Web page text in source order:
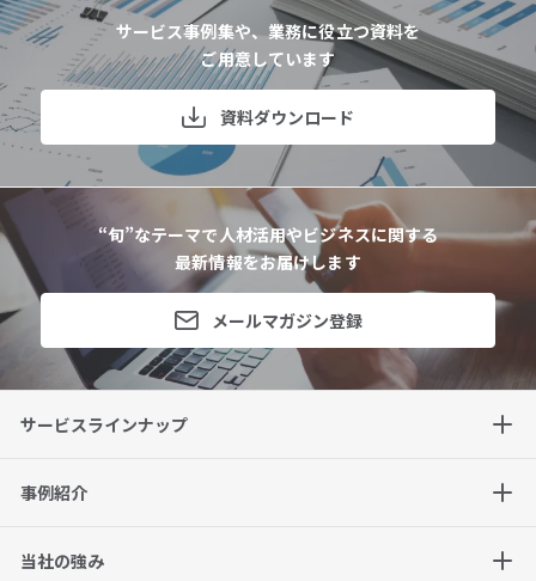
サービス事例集や、業務に役立つ資料を
ご用意しています
資料ダウンロード
“旬”なテーマで人材活用やビジネスに関する
最新情報をお届けします
メールマガジン登録
サービスラインナップ
事例紹介
当社の強み